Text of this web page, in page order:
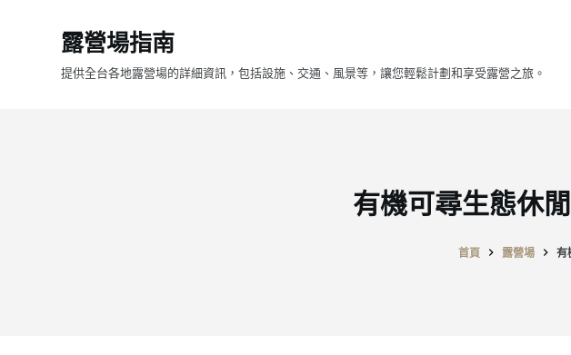
露營場指南
提供全台各地露營場的詳細資訊，包括設施、交通、風景等，讓您輕鬆計劃和享受露營之旅。
有機可尋生態休
首頁 露營場 有